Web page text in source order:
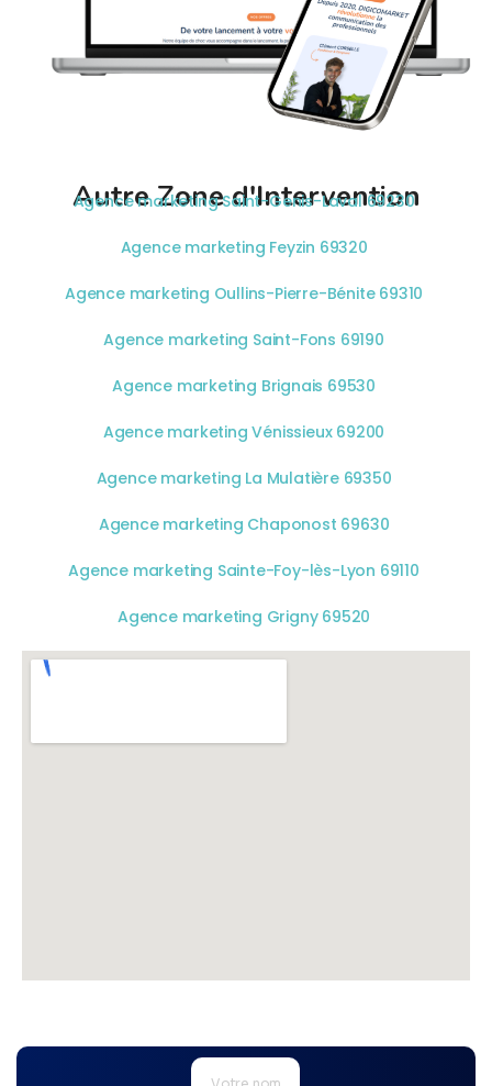
Autre Zone d'Intervention
Agence marketing Saint-Genis-Laval 69230
Agence marketing Feyzin 69320
Agence marketing Oullins-Pierre-Bénite 69310
Agence marketing Saint-Fons 69190
Agence marketing Brignais 69530
Agence marketing Vénissieux 69200
Agence marketing La Mulatière 69350
Agence marketing Chaponost 69630
Agence marketing Sainte-Foy-lès-Lyon 69110
Agence marketing Grigny 69520